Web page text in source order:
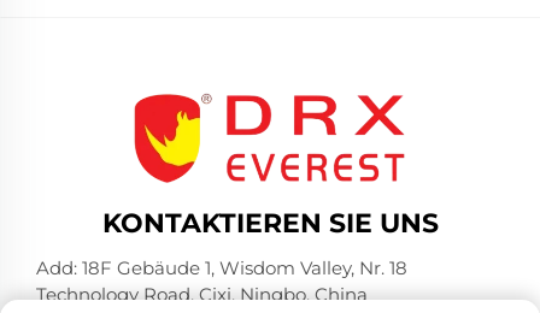
KONTAKTIEREN SIE UNS
Add: 18F Gebäude 1, Wisdom Valley, Nr. 18
Technology Road, Cixi, Ningbo, China